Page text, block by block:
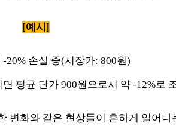
[예시]
20% 손실 중(시장가: 800원)
평균 단가 900원으로서 약 -12%로
변화와 같은 현상들이 흔하게 일어나